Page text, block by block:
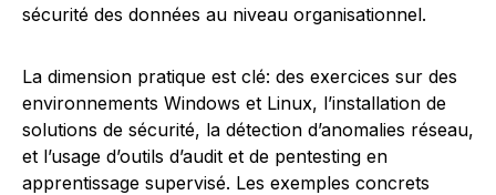
sécurité des données au niveau organisationnel.
La dimension pratique est clé: des exercices sur des
environnements Windows et Linux, l’installation de
solutions de sécurité, la détection d’anomalies réseau,
et l’usage d’outils d’audit et de pentesting en
apprentissage supervisé. Les exemples concrets